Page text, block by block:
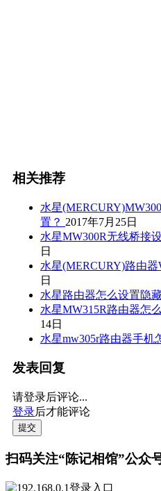
相关推荐
水星
置？ 2017年7月25日
水星MW300R无线桥接
日
水星(MERCURY)路由
日
水星路由器怎么设置隐
水星MW315R路由器怎
14日
水星mw305r路由器手机
发表回复
请登录后评论...
登录后才能评论
提交
扫码关注“陈记相馆”公众